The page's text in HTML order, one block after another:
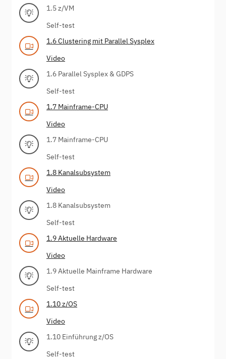
1.5 z/VM
Self-test
1.6 Clustering mit Parallel Sysplex
Video
1.6 Parallel Sysplex & GDPS
Self-test
1.7 Mainframe-CPU
Video
1.7 Mainframe-CPU
Self-test
1.8 Kanalsubsystem
Video
1.8 Kanalsubsystem
Self-test
1.9 Aktuelle Hardware
Video
1.9 Aktuelle Mainframe Hardware
Self-test
1.10 z/OS
Video
1.10 Einführung z/OS
Self-test